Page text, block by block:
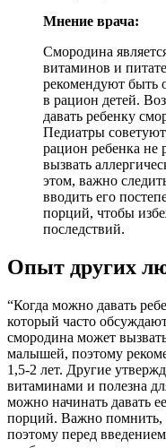
Мнение врача:
Смородина
витаминов и
рекомендуют быть
в рацион детей.
давать ребенку
Педиатры
рацион ребенка не
вызвать
этом, важно
вводить его
порций, чтобы
последствий.
Опыт других
“Когда можно давать
который часто
смородина может
малышей, поэтому
1,5-2 лет. Другие
витаминами и полезна
можно начинать давать
порций. Важно помнить,
поэтому перед